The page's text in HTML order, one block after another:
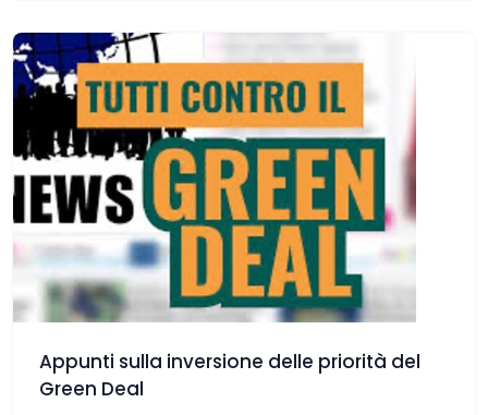
Appunti sulla inversione delle priorità del
Green Deal